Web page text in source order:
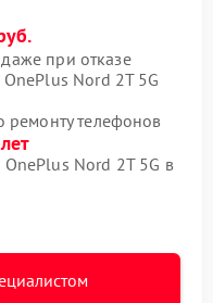
даже при отказе
Nord 2T 5G
ремонту телефонов
Nord 2T 5G в